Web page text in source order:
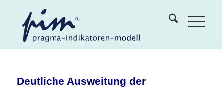
Deutliche Ausweitung der